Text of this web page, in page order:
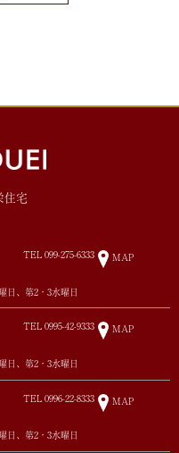
住宅
TEL 099-275-6333 MAP
日、第2・3水曜日
TEL 0995-42-9333 MAP
日、第2・3水曜日
TEL 0996-22-8333 MAP
日、第2・3水曜日